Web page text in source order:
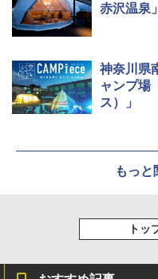
赤沢温泉
神奈川県
ャンプ場
ス）」
もっと
トッ